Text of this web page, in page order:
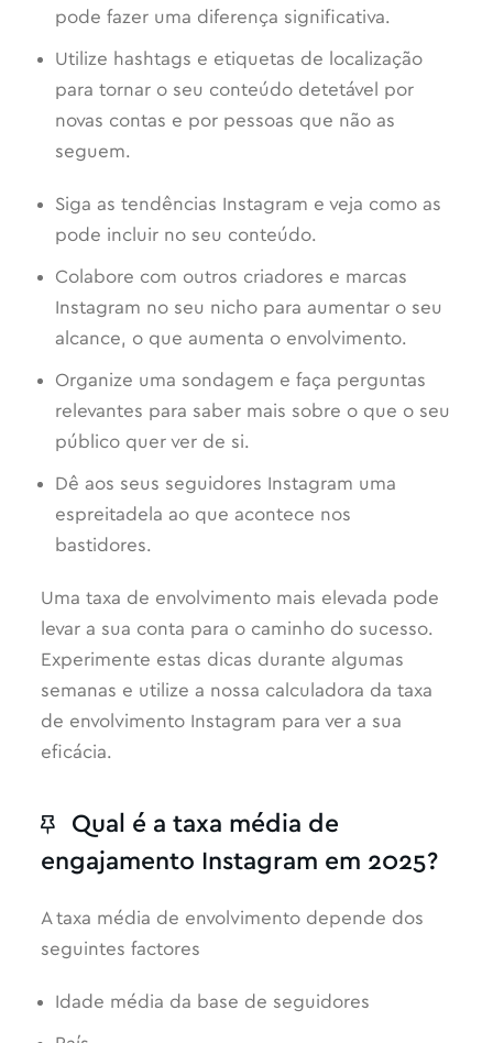
pode fazer uma diferença significativa.
Utilize hashtags e etiquetas de localização
para tornar o seu conteúdo detetável por
novas contas e por pessoas que não as
seguem.
Siga as tendências Instagram e veja como as
pode incluir no seu conteúdo.
Colabore com outros criadores e marcas
Instagram no seu nicho para aumentar o seu
alcance, o que aumenta o envolvimento.
Organize uma sondagem e faça perguntas
relevantes para saber mais sobre o que o seu
público quer ver de si.
Dê aos seus seguidores Instagram uma
espreitadela ao que acontece nos
bastidores.
Uma taxa de envolvimento mais elevada pode
levar a sua conta para o caminho do sucesso.
Experimente estas dicas durante algumas
semanas e utilize a nossa calculadora da taxa
de envolvimento Instagram para ver a sua
eficácia.
Qual é a taxa média de
engajamento Instagram em 2025?
A taxa média de envolvimento depende dos
seguintes factores
Idade média da base de seguidores